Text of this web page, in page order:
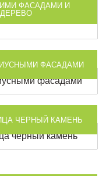
ФАСАДАМИ И
ФАСАДАМИ
ЧЕРНЫЙ КАМЕНЬ